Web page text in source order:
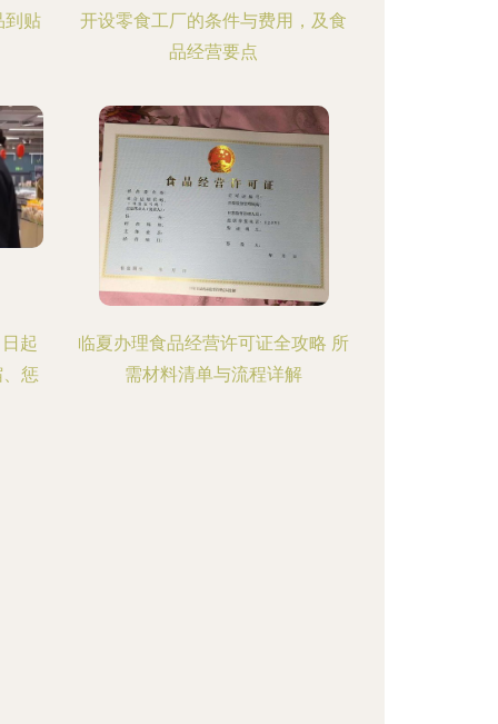
到贴
开设零食工厂的条件与费用，及食
品经营要点
起
惩
临夏办理食品经营许可证全攻略 所
需材料清单与流程详解